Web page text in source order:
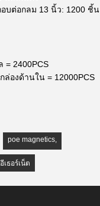
บต่อกลม 13 นิ้ว: 1200 ชิ้น
= 2400PCS
ล่องด้านใน = 12000PCS
poe magnetics,
ธอร์เน็ต